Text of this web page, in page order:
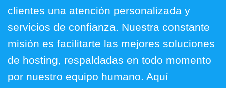
clientes una atención personalizada y
servicios de confianza. Nuestra constante
misión es facilitarte las mejores soluciones
de hosting, respaldadas en todo momento
por nuestro equipo humano. Aquí